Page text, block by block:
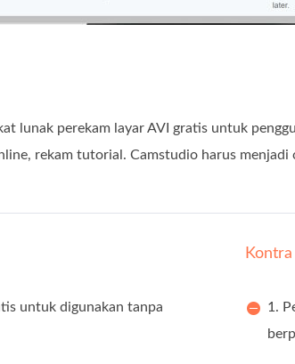
lunak perekam layar AVI gratis untuk
rekam tutorial. Camstudio harus
untuk digunakan tanpa
Kontra
1.